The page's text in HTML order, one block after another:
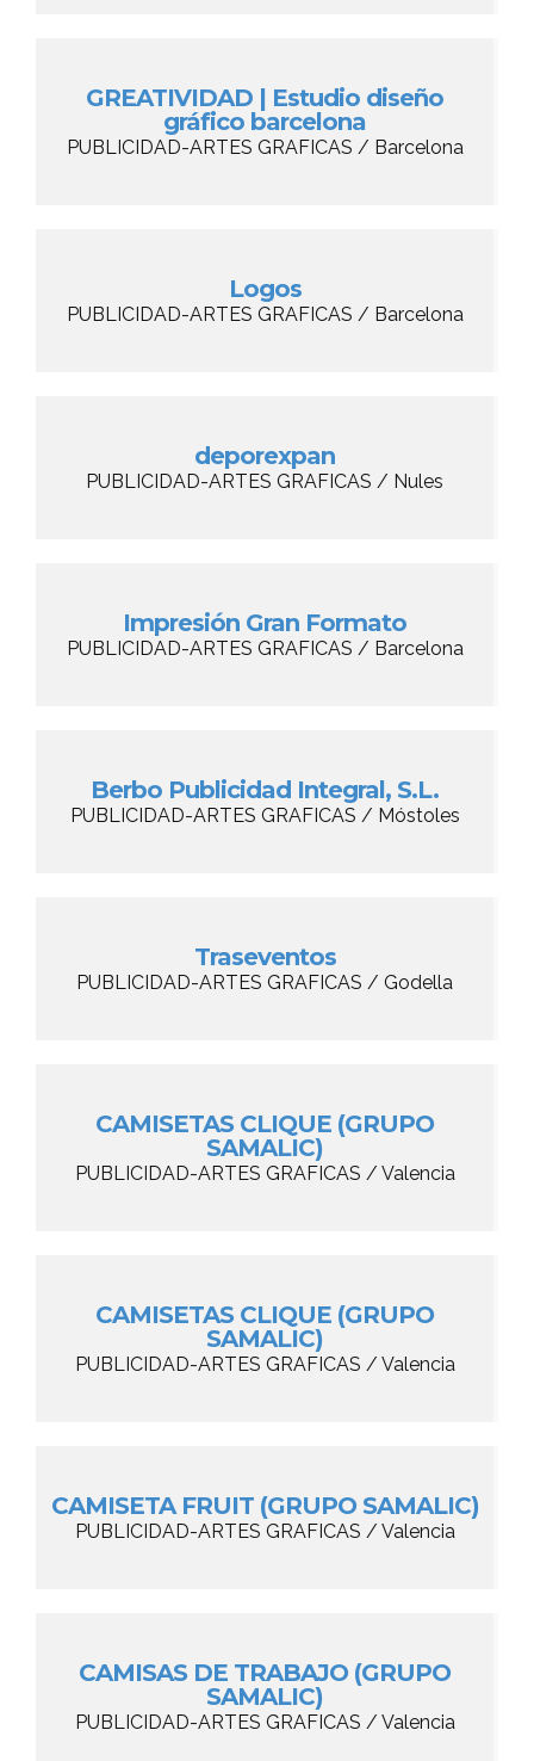
GREATIVIDAD | Estudio diseño
gráfico barcelona
PUBLICIDAD-ARTES GRAFICAS / Barcelona
Logos
PUBLICIDAD-ARTES GRAFICAS / Barcelona
deporexpan
PUBLICIDAD-ARTES GRAFICAS / Nules
Impresión Gran Formato
PUBLICIDAD-ARTES GRAFICAS / Barcelona
Berbo Publicidad Integral, S.L.
PUBLICIDAD-ARTES GRAFICAS / Móstoles
Traseventos
PUBLICIDAD-ARTES GRAFICAS / Godella
CAMISETAS CLIQUE (GRUPO
SAMALIC)
PUBLICIDAD-ARTES GRAFICAS / Valencia
CAMISETAS CLIQUE (GRUPO
SAMALIC)
PUBLICIDAD-ARTES GRAFICAS / Valencia
CAMISETA FRUIT (GRUPO SAMALIC)
PUBLICIDAD-ARTES GRAFICAS / Valencia
CAMISAS DE TRABAJO (GRUPO
SAMALIC)
PUBLICIDAD-ARTES GRAFICAS / Valencia